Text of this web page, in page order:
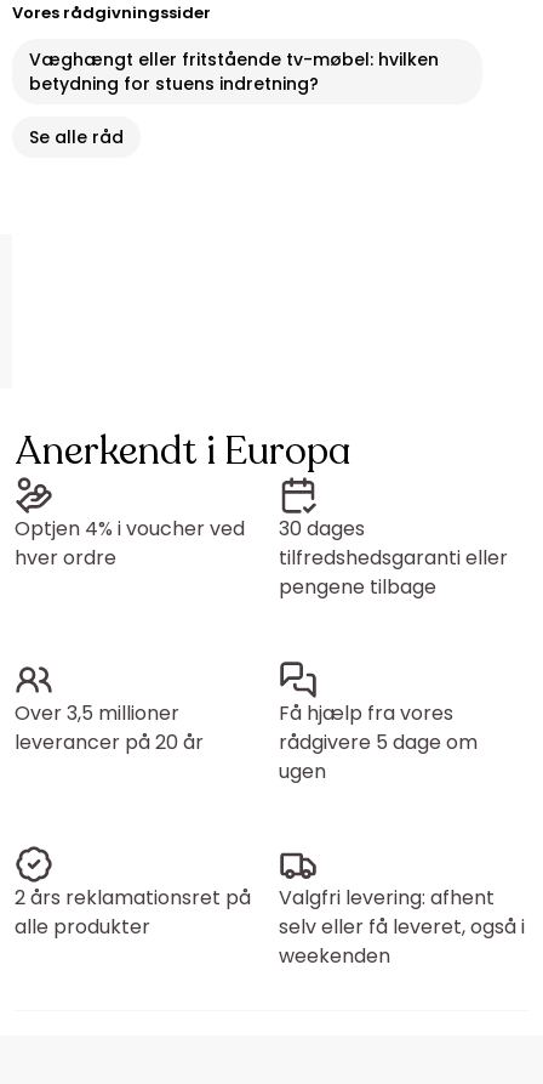
Vores rådgivningssider
Væghængt eller fritstående tv-møbel: hvilken
betydning for stuens indretning?
Se alle råd
Anerkendt i Europa
Optjen 4% i voucher ved
hver ordre
30 dages
tilfredshedsgaranti eller
pengene tilbage
Over 3,5 millioner
leverancer på 20 år
Få hjælp fra vores
rådgivere 5 dage om
ugen
2 års reklamationsret på
alle produkter
Valgfri levering: afhent
selv eller få leveret, også i
weekenden